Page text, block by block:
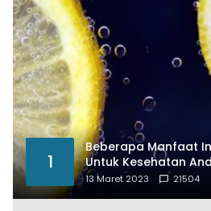
1
Beberapa Manfaat
Untuk Kesehatan
13 Maret 2023 21504